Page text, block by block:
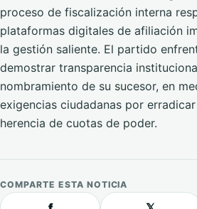
proceso de fiscalización interna
plataformas digitales de afiliación
la gestión saliente. El partido
demostrar transparencia
nombramiento de su sucesor, en
exigencias ciudadanas por
herencia de cuotas de poder.
COMPARTE ESTA NOTICIA